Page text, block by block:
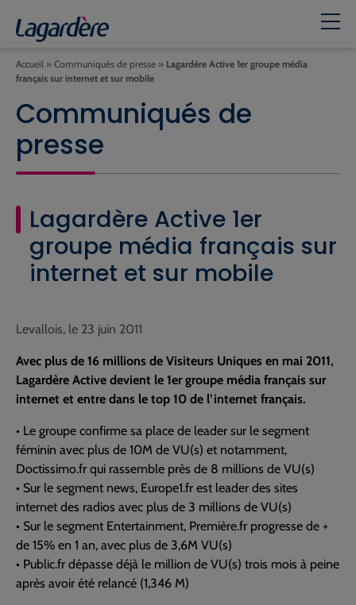
Accueil » Communiqués de presse » Lagardère Active 1er groupe média
français sur internet et sur mobile
Communiqués de
presse
Lagardère Active 1er
groupe média français sur
internet et sur mobile
Levallois, le 23 juin 2011
Avec plus de 16 millions de Visiteurs Uniques en mai 2011,
Lagardère Active devient le 1er groupe média français sur
internet et entre dans le top 10 de l’internet français.
• Le groupe confirme sa place de leader sur le segment
féminin avec plus de 10M de VU(s) et notamment,
Doctissimo.fr qui rassemble près de 8 millions de VU(s)
• Sur le segment news, Europe1.fr est leader des sites
internet des radios avec plus de 3 millions de VU(s)
• Sur le segment Entertainment, Première.fr progresse de +
de 15% en 1 an, avec plus de 3,6M VU(s)
• Public.fr dépasse déjà le million de VU(s) trois mois à peine
après avoir été relancé (1,346 M)